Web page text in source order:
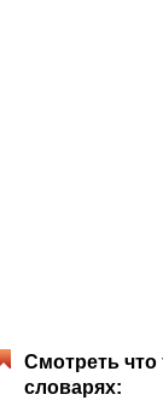
Смотреть что
словарях: